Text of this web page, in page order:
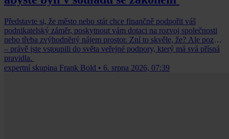
Představte si, že město nebo stát chce finančně podpořit váš
podnikatelský záměr, poskytnout vám dotaci na rozvoj společnosti
nebo třeba zvýhodněný nájem prostor. Zní to skvěle, že? Ale pozor
– právě jste vstoupili do světa veřejné podpory, který má svá přísná
pravidla.
expertní skupina Frank Bold • 6. srpna 2026, 07:39